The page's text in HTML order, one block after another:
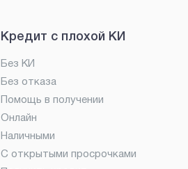
Кредит с плохой КИ
Без КИ
Без отказа
Помощь в получении
Онлайн
Наличными
С открытыми просрочками